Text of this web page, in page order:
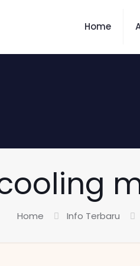
Home
Home Info Terbaru